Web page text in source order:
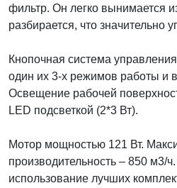
фильтр. Он легко вынимается
разбирается, что значительно
Кнопочная система
один их 3-х режимов работы и
Освещение рабочей
LED подсветкой (2*3 Вт).
Мотор мощностью 121 Вт.
производительность – 850 м3/
использование лучших